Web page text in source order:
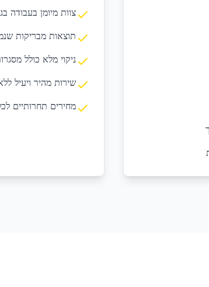
צוות מיומן בעבודה
תוצאות מבריקות
ניקוי מלא כולל
שירות מהיר ויעיל
מחירים תחרותיים